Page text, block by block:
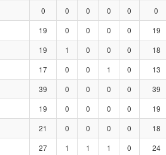
0 0 0 0 0 0
19 0 0 0 0 19
19 1 0 0 0 18
17 0 0 1 0 13
39 0 0 0 0 39
19 0 0 0 0 19
21 0 0 0 0 18
27 1 1 1 0 24